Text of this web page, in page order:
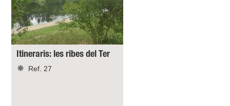
Itineraris: les ribes del Ter
Ref. 27